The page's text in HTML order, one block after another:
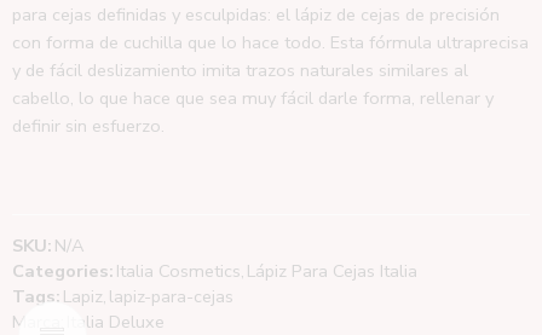
para cejas definidas y esculpidas: el lápiz de cejas de precisión
con forma de cuchilla que lo hace todo. Esta fórmula ultraprecisa
y de fácil deslizamiento imita trazos naturales similares al
cabello, lo que hace que sea muy fácil darle forma, rellenar y
definir sin esfuerzo.
SKU: N/A
Categories: Italia Cosmetics, Lápiz Para Cejas Italia
Tags: Lapiz, lapiz-para-cejas
Marca:
Italia Deluxe